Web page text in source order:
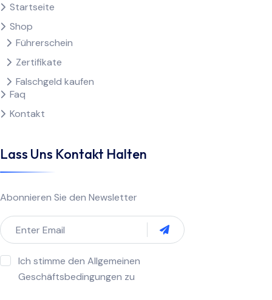
Startseite
Shop
Führerschein
Zertifikate
Falschgeld kaufen
Faq
Kontakt
Lass Uns Kontakt Halten
Abonnieren Sie den Newsletter
Ich stimme den Allgemeinen
Geschäftsbedingungen zu